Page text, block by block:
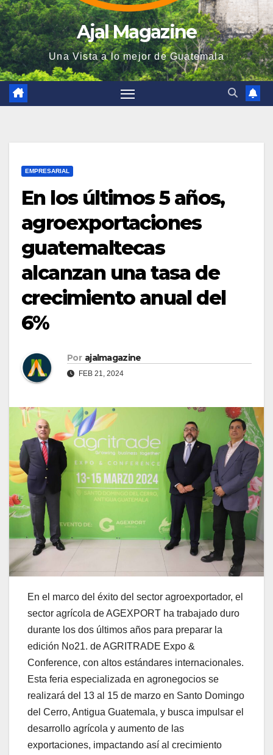
Ajal Magazine
Una Vista a lo mejor de Guatemala
EMPRESARIAL
En los últimos 5 años,
agroexportaciones
guatemaltecas
alcanzan una tasa de
crecimiento anual del
6%
Por ajalmagazine
FEB 21, 2024
En el marco del éxito del sector agroexportador, el
sector agrícola de AGEXPORT ha trabajado duro
durante los dos últimos años para preparar la
edición No21. de AGRITRADE Expo &
Conference, con altos estándares internacionales.
Esta feria especializada en agronegocios se
realizará del 13 al 15 de marzo en Santo Domingo
del Cerro, Antigua Guatemala, y busca impulsar el
desarrollo agrícola y aumento de las
exportaciones, impactando así al crecimiento